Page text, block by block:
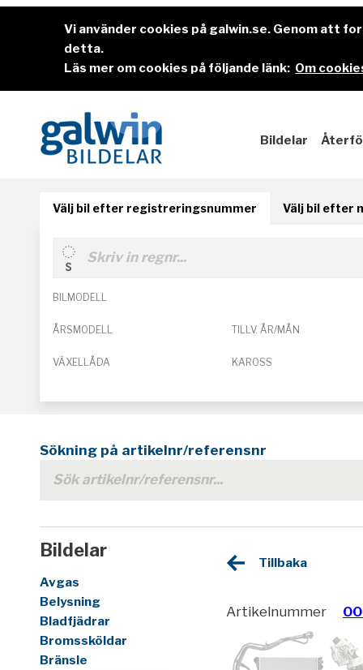
Vi använder cookies på galwin.se. Genom att
detta.
Läs mer om cookies på följande länk: Om
Bildelar
Välj bil efter registreringsnummer Välj bil efter
BILMODELL
ÅRSMODELL TILLV. ÅR/MÅN
VÄXELLÅDA KAROSS
Sökning på artikelnr/referensnr
Bildelar
Avgas
Belysning
Bladfjädrar
Bromssköldar
Bränsle
Tillbaka
Artikelnummer